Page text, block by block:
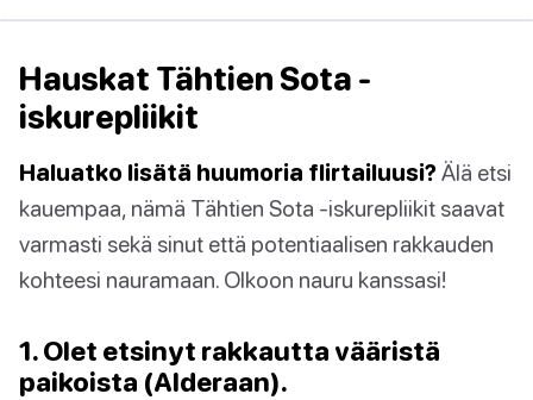
Hauskat Tähtien Sota -
iskurepliikit
Haluatko lisätä huumoria flirtailuusi?Älä etsi
kauempaa, nämä Tähtien Sota -iskurepliikit saavat
varmasti sekä sinut että potentiaalisen rakkauden
kohteesi nauramaan. Olkoon nauru kanssasi!
1. Olet etsinyt rakkautta vääristä
paikoista (Alderaan).